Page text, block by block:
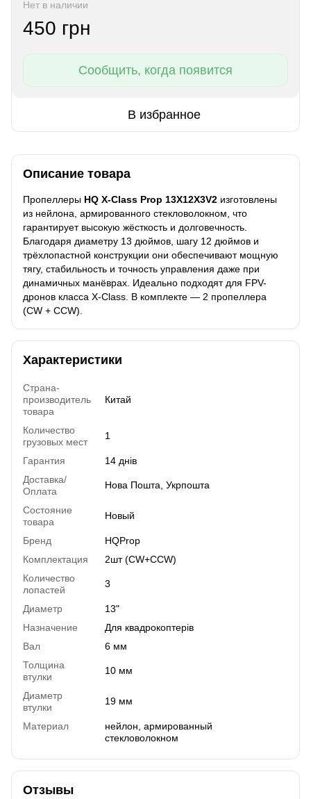
Нет в наличии
450 грн
Сообщить, когда появится
В избранное
Описание товара
Пропеллеры HQ X-Class Prop 13X12X3V2 изготовлены
из нейлона, армированного стекловолокном, что
гарантирует высокую жёсткость и долговечность.
Благодаря диаметру 13 дюймов, шагу 12 дюймов и
трёхлопастной конструкции они обеспечивают мощную
тягу, стабильность и точность управления даже при
динамичных манёврах. Идеально подходят для FPV-
дронов класса X-Class. В комплекте — 2 пропеллера
(CW + CCW).
Характеристики
Страна-
производитель
товара
Китай
Количество
грузовых мест
1
Гарантия
14 днів
Доставка/
Оплата
Нова Пошта, Укрпошта
Состояние
товара
Новый
Бренд
HQProp
Комплектация
2шт (CW+ССW)
Количество
лопастей
3
Диаметр
13"
Назначение
Для квадрокоптерів
Вал
6 мм
Толщина
втулки
10 мм
Диаметр
втулки
19 мм
Материал
нейлон, армированный
стекловолокном
Отзывы